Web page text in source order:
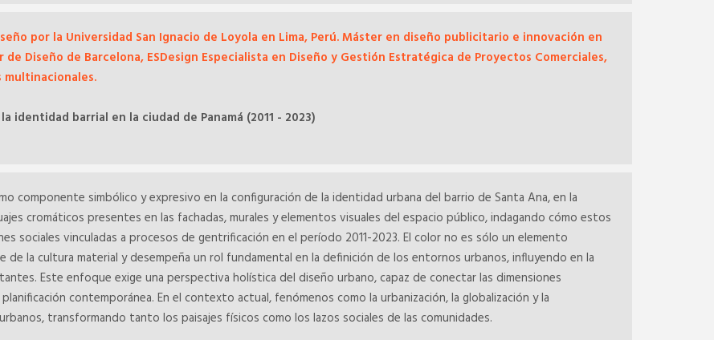
por la Universidad San Ignacio de Loyola en Lima, Perú. Máster en diseño publicitario e innovación en
Diseño de Barcelona, ESDesign Especialista en Diseño y Gestión Estratégica de Proyectos Comerciales,
barrial en la ciudad de Panamá (2011 - 2023)
componente simbólico y expresivo en la configuración de la identidad urbana del barrio de Santa Ana, en la
cromáticos presentes en las fachadas, murales y elementos visuales del espacio público, indagando cómo estos
sociales vinculadas a procesos de gentrificación en el período 2011-2023. El color no es sólo un elemento
la cultura material y desempeña un rol fundamental en la definición de los entornos urbanos, influyendo en la
Este enfoque exige una perspectiva holística del diseño urbano, capaz de conectar las dimensiones
contemporánea. En el contexto actual, fenómenos como la urbanización, la globalización y la
transformando tanto los paisajes físicos como los lazos sociales de las comunidades.